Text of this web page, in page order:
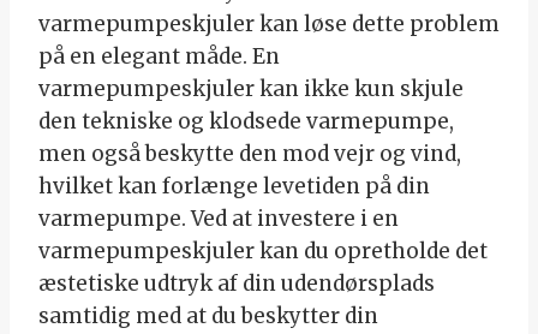
varmepumpeskjuler kan løse dette problem
på en elegant måde. En
varmepumpeskjuler kan ikke kun skjule
den tekniske og klodsede varmepumpe,
men også beskytte den mod vejr og vind,
hvilket kan forlænge levetiden på din
varmepumpe. Ved at investere i en
varmepumpeskjuler kan du opretholde det
æstetiske udtryk af din udendørsplads
samtidig med at du beskytter din